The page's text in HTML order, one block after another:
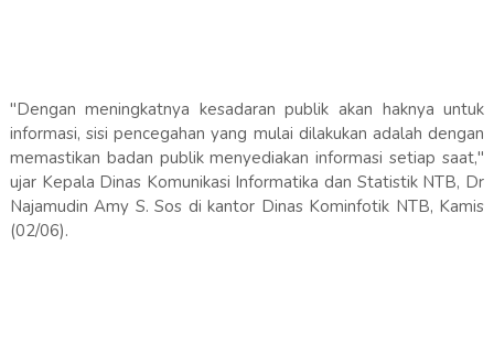
"Dengan meningkatnya kesadaran publik akan haknya untuk
informasi, sisi pencegahan yang mulai dilakukan adalah dengan
memastikan badan publik menyediakan informasi setiap saat,"
ujar Kepala Dinas Komunikasi Informatika dan Statistik NTB, Dr
Najamudin Amy S. Sos di kantor Dinas Kominfotik NTB, Kamis
(02/06).